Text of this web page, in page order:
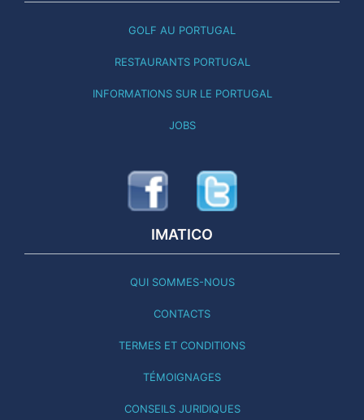
GOLF AU PORTUGAL
RESTAURANTS PORTUGAL
INFORMATIONS SUR LE PORTUGAL
JOBS
IMATICO
QUI SOMMES-NOUS
CONTACTS
TERMES ET CONDITIONS
TÉMOIGNAGES
CONSEILS JURIDIQUES